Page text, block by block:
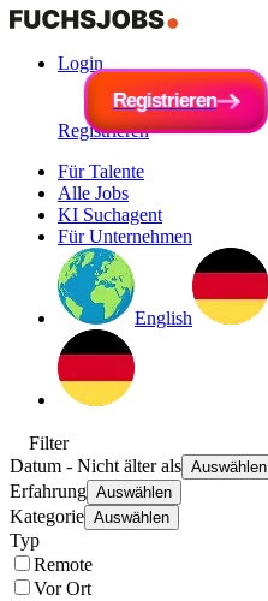
Login
Registrieren
Registrieren
Registrieren
Für Talente
Alle Jobs
KI Suchagent
Für Unternehmen
English
Filter
Datum - Nicht älter als Auswählen
Erfahrung Auswählen
Kategorie Auswählen
Typ
Remote
Vor Ort